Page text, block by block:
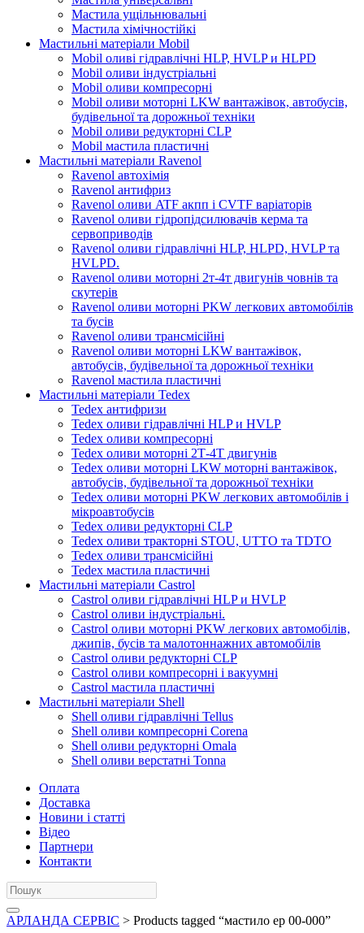
Мастила ущільнювальні
Мастила хімічностійкі
Мастильні матеріали Mobil
Mobil оливі гідравлічні HLP, HVLP и HLPD
Mobil оливи індустріальні
Mobil оливи компресорні
Mobil оливи моторні LKW вантажівок, автобусів,
будівельної та дорожньої техніки
Mobil оливи редукторні CLP
Mobil мастила пластичні
Мастильні матеріали Ravenol
Ravenol автохімія
Ravenol антифриз
Ravenol оливи ATF акпп і CVTF варіаторів
Ravenol оливи гідропідсилювачів керма та
сервоприводів
Ravenol оливи гідравлічні HLP, HLPD, HVLP та
HVLPD.
Ravenol оливи моторні 2т-4т двигунів човнів та
скутерів
Ravenol оливи моторні PKW легкових автомобілів
та бусів
Ravenol оливи трансмісійні
Ravenol оливи моторні LKW вантажівок,
автобусів, будівельної та дорожньої техніки
Ravenol мастила пластичні
Мастильні матеріали Tedex
Tedex антифризи
Tedex оливи гідравлічні HLP и HVLP
Tedex оливи компресорні
Tedex оливи моторні 2Т-4Т двигунів
Tedex оливи моторні LKW моторні вантажівок,
автобусів, будівельної та дорожньої техніки
Tedex оливи моторні PKW легкових автомобілів і
мікроавтобусів
Tedex оливи редукторні CLP
Tedex оливи тракторні STOU, UTTO та TDTO
Tedex оливи трансмісійні
Tedex мастила пластичні
Мастильні матеріали Castrol
Castrol оливи гідравлічні HLP и HVLP
Castrol оливи індустріальні.
Castrol оливи моторні PKW легкових автомобілів,
джипів, бусів та малотоннажних автомобілів
Castrol оливи редукторні CLP
Castrol оливи компресорні і вакуумні
Castrol мастила пластичні
Мастильні матеріали Shell
Shell оливи гідравлічні Tellus
Shell оливи компресорні Corena
Shell оливи редукторні Omala
Shell оливи верстатні Tonna
Оплата
Доставка
Новини і статті
Відео
Партнери
Контакти
АРЛАНДА СЕРВІС > Products tagged “мастило ep 00-000”